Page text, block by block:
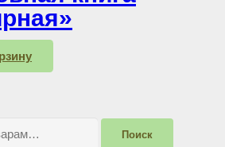
оформление древа и
пакет
Поиск